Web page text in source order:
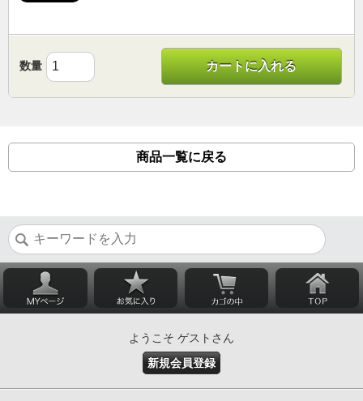
数量 カートに入れる
商品一覧に戻る
ようこそ ゲストさん
新規会員登録